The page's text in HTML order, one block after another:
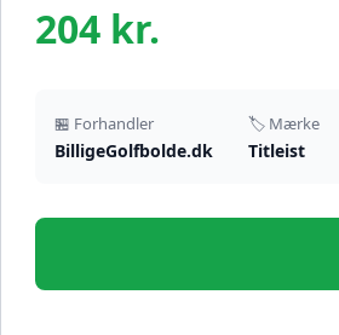
204 kr.
🏪 Forhandler
BilligeGolfbolde.dk
🏷️ Mærke
Titleist